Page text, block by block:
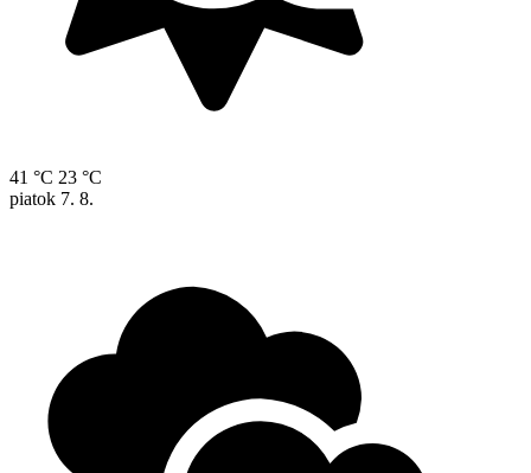
41 °C 23 °C
piatok 7. 8.